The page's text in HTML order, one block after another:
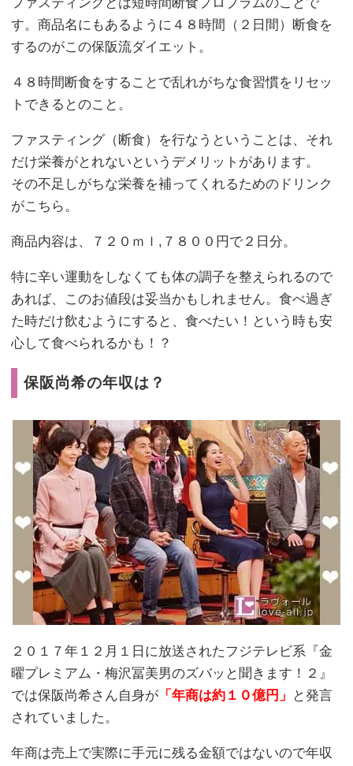
す。商品名にもあるように４８時間（２日間）断食を
するのがこの保阪流ダイエット。
４８時間断食をすることで乱れがちな食習慣をリセッ
トできるとのこと。
ファスティング（断食）を行なうということは、それ
だけ栄養がとれないというデメリットがあります。
その不足しがちな栄養を補ってくれるためのドリンク
がこちら。
商品内容は、７２０ｍｌ,７８００円で２日分。
特に辛い運動をしなくても体の調子を整えられるので
あれば、このお値段は妥当かもしれません。食べ過ぎ
た時だけ飲むようにすると、食べたい！という時も安
心して食べられるかも！？
保阪尚希の年収は？
２０１７年１２月１日に放送されたフジテレビ系『金
曜プレミアム・梅沢冨美男のズバッと聞きます！２』
では保阪尚希さん自身が 「年商は約１０億円」
と発言
されていました。
年商は売上で実際に手元に残る金額ではないので年収